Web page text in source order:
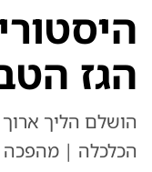
הגז
הושלם הליך ארוך
הכלכלה | מהפכה